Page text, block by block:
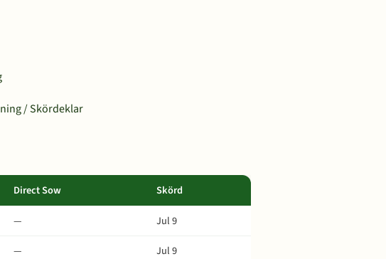
/ Skördeklar
Direct Sow Skörd
—
Jul 9
—
Jul 9